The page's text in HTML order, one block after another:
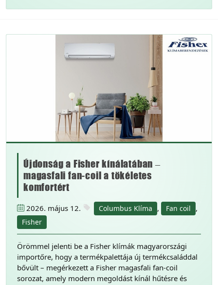
Újdonság a Fisher kínálatában –
magasfali fan-coil a tökéletes
komfortért
2026. május 12. Columbus Klíma , Fan coil ,
Fisher
Örömmel jelenti be a Fisher klímák magyarországi
importőre, hogy a termékpalettája új termékcsaláddal
bővült – megérkezett a Fisher magasfali fan-coil
sorozat, amely modern megoldást kínál hűtésre és